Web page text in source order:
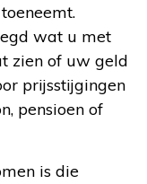
wat u met
zien of uw geld
prijsstijgingen
pensioen of
is die